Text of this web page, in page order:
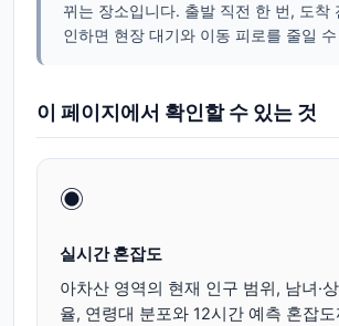
뀌는 장소입니다. 출발 직전 한 번, 도착
인하면 현장 대기와 이동 피로를 줄일
이 페이지에서 확인할 수 있는 것
◉
실시간 혼잡도
아차산 영역의 현재 인구 범위, 남녀·
율, 연령대 분포와 12시간 예측 혼잡